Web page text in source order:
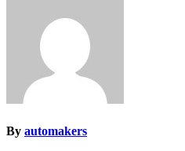
By automakers